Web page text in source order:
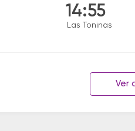
14:55
Las Toninas
Ver